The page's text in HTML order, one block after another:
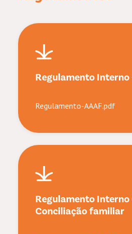
Regulamento Interno
Regulamento-AAAF.pdf
Regulamento Interno
Conciliação familiar